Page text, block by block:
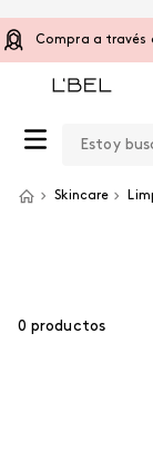
Compra a través
Skincare
0 productos